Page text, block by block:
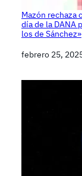
Mazón rechaza
día de la DANA
los de Sánchez»
Fecha
febrero 25,